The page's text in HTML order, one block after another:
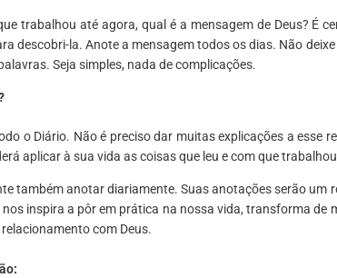
trabalhou até agora, qual é a mensagem de Deus? É
descobri-la. Anote a mensagem todos os dias. Não deixe
Seja simples, nada de complicações.
o Diário. Não é preciso dar muitas explicações a esse
aplicar à sua vida as coisas que leu e com que
também anotar diariamente. Suas anotações serão um
inspira a pôr em prática na nossa vida, transforma de
com Deus.